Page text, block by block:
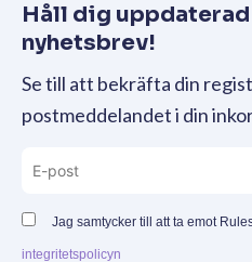
Håll dig
nyhetsbrev!
Se till att bekräfta din
postmeddelandet i din
Jag samtycker till att ta emot
integritetspolicyn